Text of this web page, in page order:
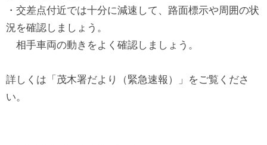
・交差点付近では十分に減速して、路面標示や周囲の状
況を確認しましょう。
相手車両の動きをよく確認しましょう。
詳しくは「茂木署だより（緊急速報）」をご覧くださ
い。